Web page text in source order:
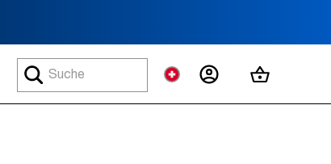
MEIN KONTO
MEIN